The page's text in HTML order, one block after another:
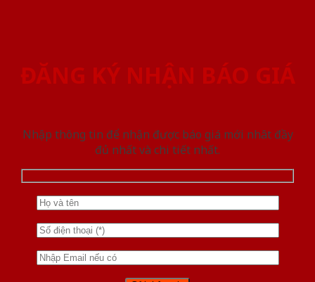
ĐĂNG KÝ NHẬN BÁO GIÁ
Nhập thông tin để nhận được báo giá mới nhât đầy
đủ nhất và chi tiết nhất.